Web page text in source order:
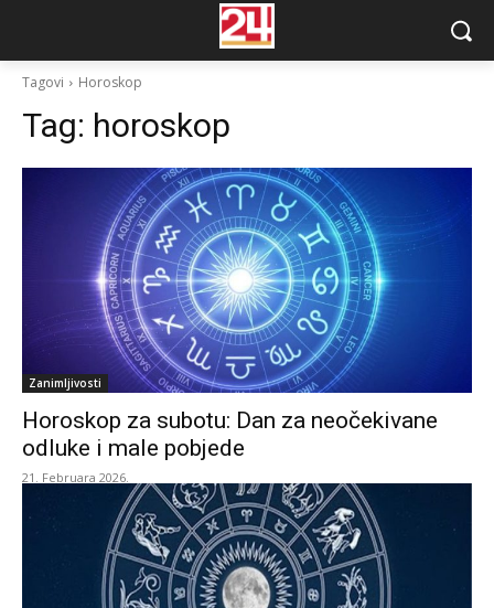
Tagovi Horoskop
Tag: horoskop
Zanimljivosti
Horoskop za subotu: Dan za neočekivane
odluke i male pobjede
21. Februara 2026.